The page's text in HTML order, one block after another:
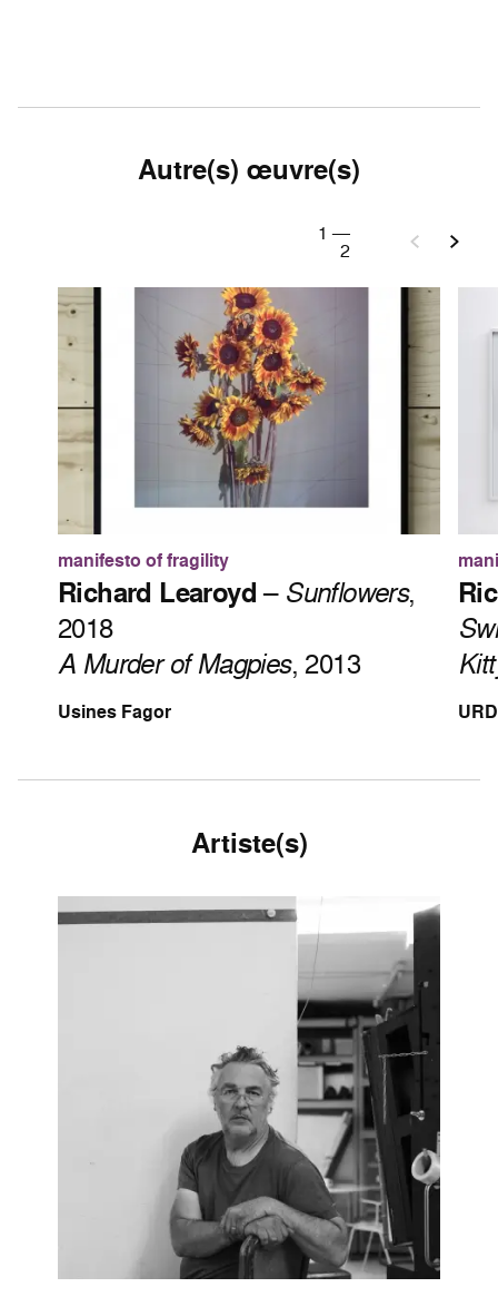
Autre(s) œuvre(s)
1 —
2
manifesto of fragility
Richard Learoyd– Sunflowers,
2018
A Murder of Magpies, 2013
Usines Fagor
Artiste(s)